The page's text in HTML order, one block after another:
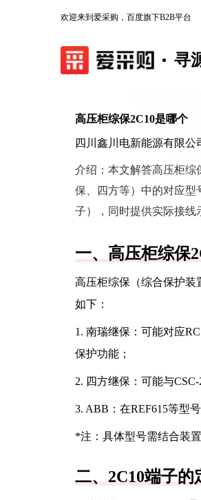
欢迎来到爱采购，百度旗下B2B平台
寻
高压柜综保2C10是哪个
四川鑫川电新能源有限公
介绍： 本文解答高压柜综
保、四方等）中的对应型
子），同时提供实际接线
一、高压柜综保
高压柜综保（综合保护装
如下：
1. 南瑞继保：可能对应
保护功能；
2. 四方继保：可能与
3. ABB：在REF615等型
*注：具体型号需结合装
二、2C10端子的